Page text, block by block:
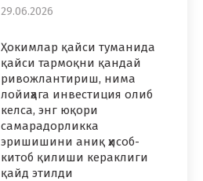
29.06.2026
Ҳокимлар қайси туманида
қайси тармоқни қандай
ривожлантириш, нима
лойиҳага инвестиция олиб
келса, энг юқори
самарадорликка
эришишини аниқ ҳисоб-
китоб қилиши кераклиги
қайд этилди